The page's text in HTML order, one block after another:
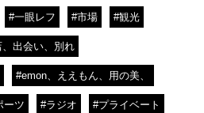
#一眼レフ #市場 #観光
出会い、別れ
#emon、ええもん、用の美、
ーツ #ラジオ #プライベート